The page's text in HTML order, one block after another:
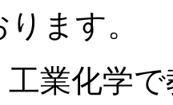
ます。
業化学